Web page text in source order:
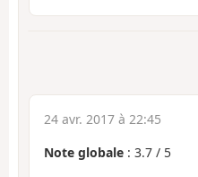
24 avr. 2017 à 22:45
Note globale : 3.7 / 5